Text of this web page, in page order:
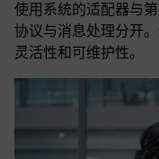
使用系统的适配器与
协议与消息处理分开
灵活性和可维护性。